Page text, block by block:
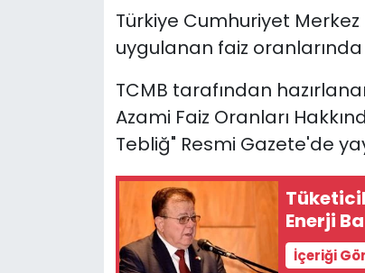
Türkiye Cumhuriyet
uygulanan faiz
TCMB tarafından
Azami Faiz Oranları
Tebliğ" Resmi Gazete'de
Enerji
İçeriği
Teknoloji
Video Galeri